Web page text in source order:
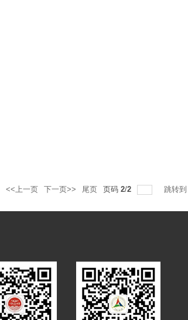
<<上一页 下一页>> 尾页 页码 2/2 跳转